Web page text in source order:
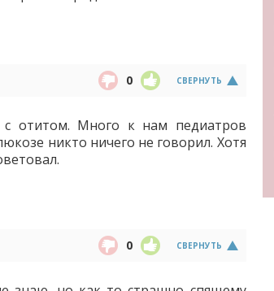
СВЕРНУТЬ
0
отитом. Много к нам педиатров
никто ничего не говорил. Хотя
СВЕРНУТЬ
0